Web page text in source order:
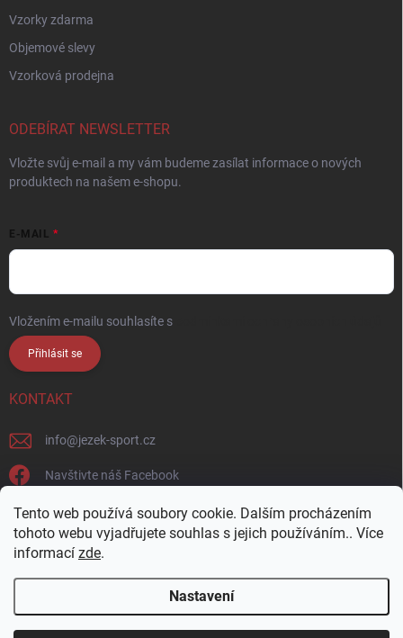
Tento web používá soubory cookie. Dalším procházením
tohoto webu vyjadřujete souhlas s jejich používáním.. Více
informací zde.
Nastavení
Vzorky zdarma
Objemové slevy
Vzorková prodejna
ODEBÍRAT NEWSLETTER
Vložte svůj e-mail a my vám budeme zasílat informace o nových
produktech na našem e-shopu.
E-MAIL
Vložením e-mailu souhlasíte s
Přihlásit se
KONTAKT
info@jezek-sport.cz
Navštivte náš Facebook
jezek_sport_np/
Copyright 2026Ježek sport s.r.o.. Všechna práva vyhrazena.Upravit